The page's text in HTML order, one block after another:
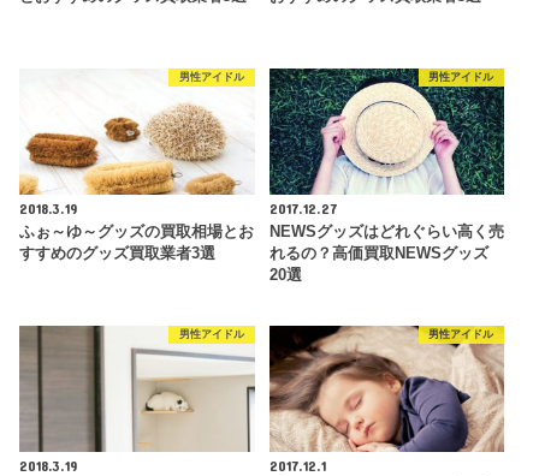
男性アイドル
2018.3.19
ふぉ～ゆ～グッズの買取相場とお
すすめのグッズ買取業者3選
男性アイドル
2017.12.27
NEWSグッズはどれぐらい高く売
れるの？高価買取NEWSグッズ
20選
男性アイドル
2018.3.19
男性アイドル
2017.12.1